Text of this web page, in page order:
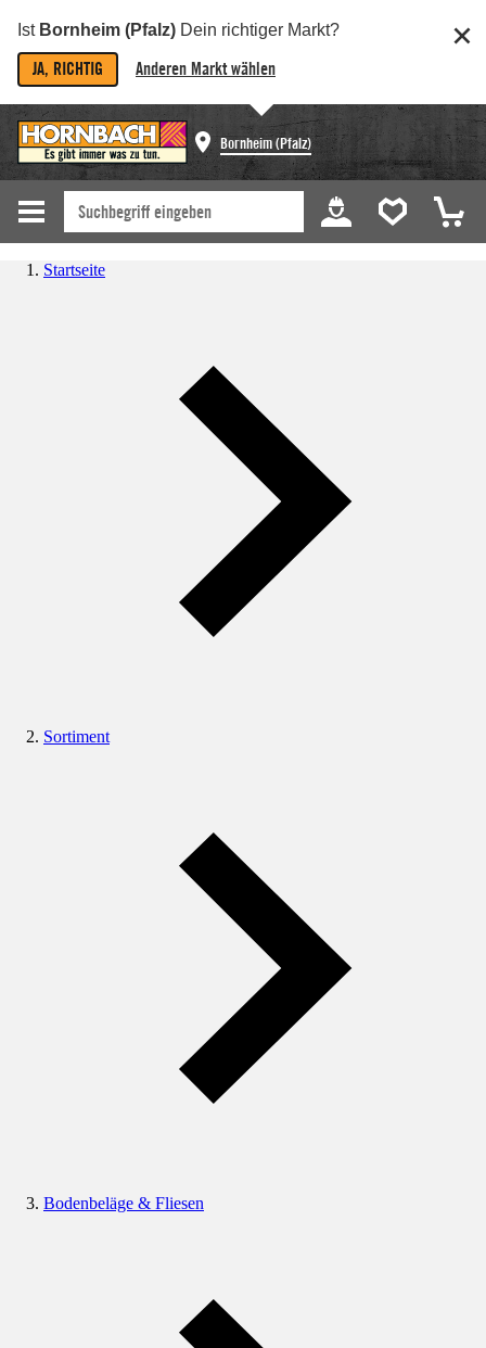
Ist Bornheim (Pfalz) Dein richtiger Markt?
JA, RICHTIG Anderen Markt wählen
Bornheim (Pfalz)
Startseite
Sortiment
Bodenbeläge & Fliesen